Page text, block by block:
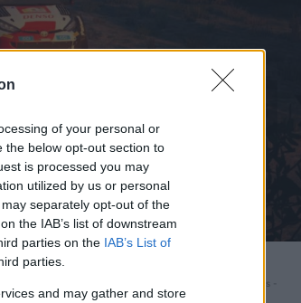
of your personal or
the below opt-out section to
is processed you may
utilized by us or personal
separately opt-out of the
the IAB’s list of downstream
parties on the IAB’s List of
parties.
and may gather and store
szimulátor
- Hirdetés -